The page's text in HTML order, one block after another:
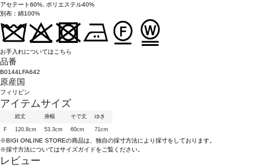
アセテート60%, ポリエステル40%
別布：綿100%
お手入れについてはこちら
品番
B0144LFA642
原産国
フィリピン
アイテムサイズ
総丈 身幅 そで丈 ゆき
F 120.8cm 53.3cm 60cm 71cm
※BIGI ONLINE STOREの商品は、独自の採寸方法により採寸をしております。
※採寸方法についてはサイズガイドをご覧ください。
レビュー